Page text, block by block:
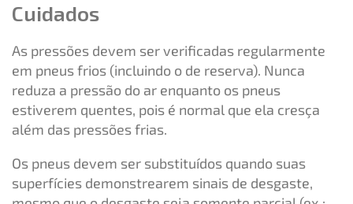
Cuidados
As pressões devem ser verificadas regularmente
em pneus frios (incluindo o de reserva). Nunca
reduza a pressão do ar enquanto os pneus
estiverem quentes, pois é normal que ela cresça
além das pressões frias.
Os pneus devem ser substituídos quando suas
superfícies demonstrearem sinais de desgaste,